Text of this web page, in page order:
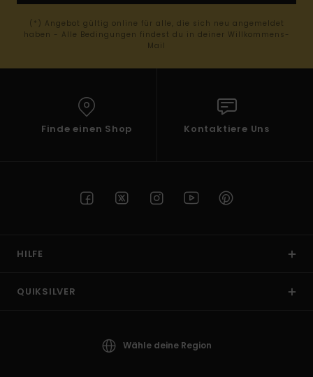
(*) Angebot gültig online für alle, die sich neu angemeldet
haben - Alle Bedingungen findest du in deiner Willkommens-
Mail
Finde einen Shop Kontaktiere Uns
HILFE
QUIKSILVER
Wähle deine Region